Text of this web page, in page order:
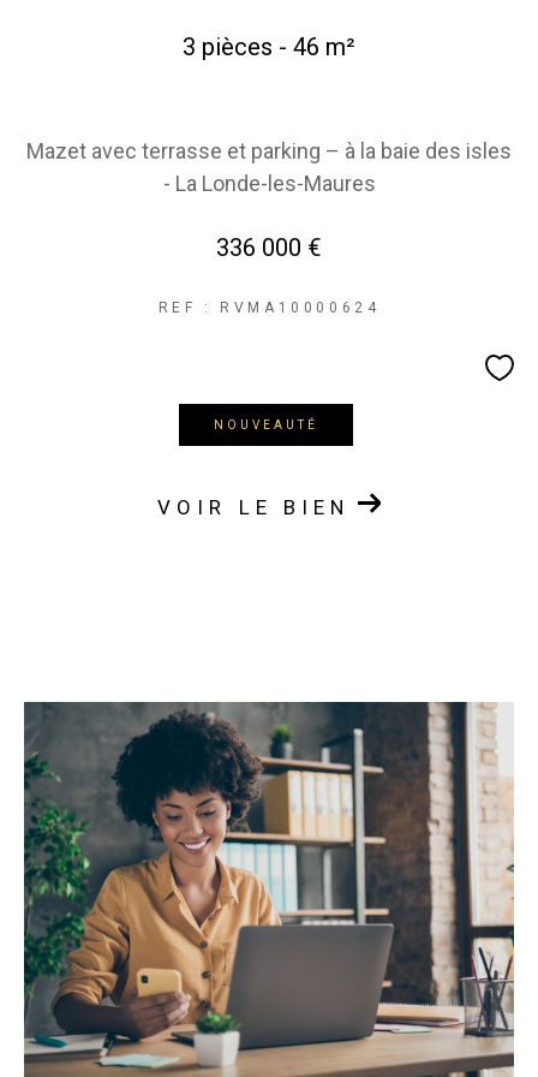
3 pièces - 46 m²
Mazet avec terrasse et parking – à la baie des isles
- La Londe-les-Maures
336 000 €
REF : RVMA10000624
NOUVEAUTÉ
VOIR LE BIEN